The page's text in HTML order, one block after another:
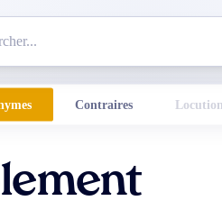
Contraires